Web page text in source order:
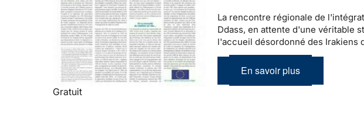
Gratuit
La rencontre régionale de
Ddass, en attente d'une véritable
l'accueil désordonné des Irakiens
En savoir plus